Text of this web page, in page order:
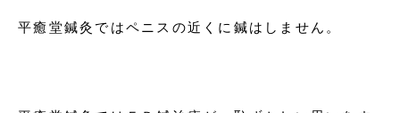
平癒堂鍼灸ではペニスの近くに鍼はしません。